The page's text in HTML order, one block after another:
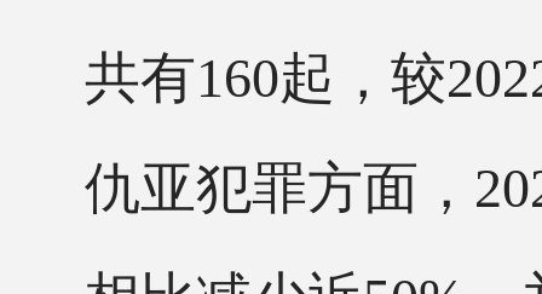
共有160起，较
仇亚犯罪方面，